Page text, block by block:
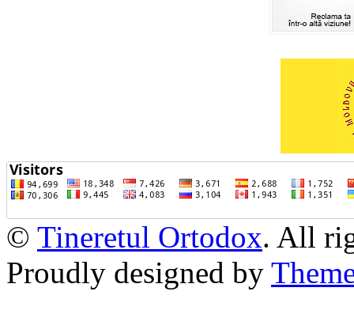
© Tineretul Ortodox. All
Proudly designed by